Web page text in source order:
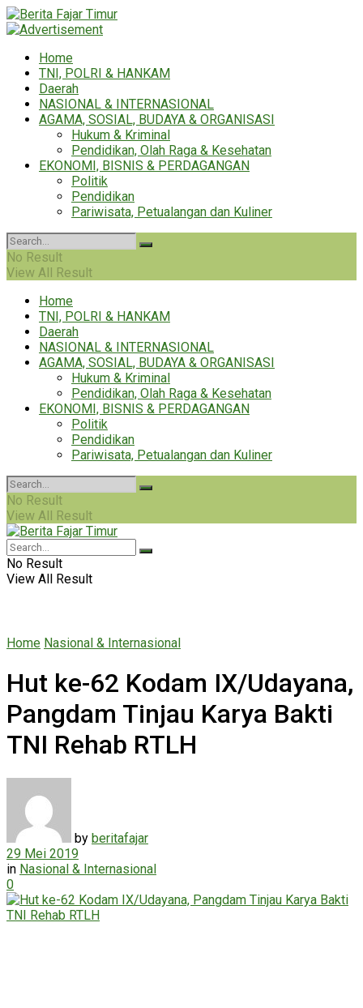
Home
TNI, POLRI & HANKAM
Daerah
NASIONAL & INTERNASIONAL
AGAMA, SOSIAL, BUDAYA & ORGANISASI
Hukum & Kriminal
Pendidikan, Olah Raga & Kesehatan
EKONOMI, BISNIS & PERDAGANGAN
Politik
Pendidikan
Pariwisata, Petualangan dan Kuliner
No Result
View All Result
Home
TNI, POLRI & HANKAM
Daerah
NASIONAL & INTERNASIONAL
AGAMA, SOSIAL, BUDAYA & ORGANISASI
Hukum & Kriminal
Pendidikan, Olah Raga & Kesehatan
EKONOMI, BISNIS & PERDAGANGAN
Politik
Pendidikan
Pariwisata, Petualangan dan Kuliner
No Result
View All Result
No Result
View All Result
Home Nasional & Internasional
Hut ke-62 Kodam IX/Udayana,
Pangdam Tinjau Karya Bakti
TNI Rehab RTLH
by beritafajar
29 Mei 2019
in Nasional & Internasional
0